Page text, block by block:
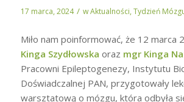
17 marca, 2024 / wAktualności,Tydzień
Miło nam poinformować, że 12 marca
Kinga Szydłowska oraz mgr Kinga
Pracowni Epileptogenezy, Instytutu
Doświadczalnej PAN, przygotowały
warsztatową o mózgu, która odbyła